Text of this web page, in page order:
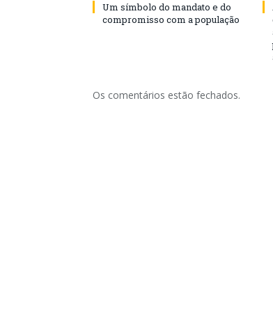
Um símbolo do mandato e do
compromisso com a população
Os comentários estão fechados.